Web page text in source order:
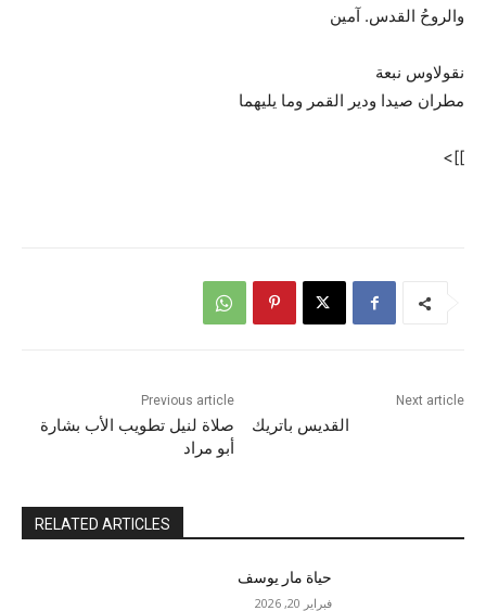
والروحُ القدس. آمين
نقولاوس نبعة
مطران صيدا ودير القمر وما يليهما
]]>
Previous article
صلاة لنيل تطويب الأب بشارة
أبو مراد
Next article
القديس باتريك
RELATED ARTICLES
حياة مار يوسف
فبراير 20, 2026